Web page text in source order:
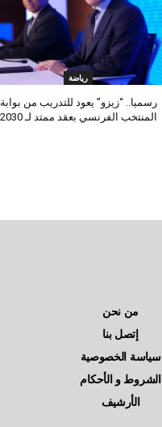
رياضة
رسميا.. “زيزو” يعود للتدريب من بوابة
المنتخب الفرنسي بعقد ممتد لـ 2030
من نحن
إتصل بنا
سياسة الخصوصية
الشروط و الأحكام
الأرشيف